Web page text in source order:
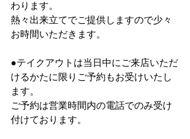
わります。
熱々出来立てでご提供しますので少々
お時間いただきます。
●テイクアウトは当日中にご来店いただ
けるかたに限りご予約もお受けいたし
ます。
ご予約は営業時間内の電話でのみ受け
付けております。